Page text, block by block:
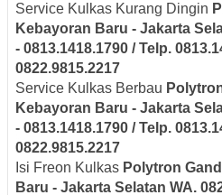
Service Kulkas Kurang Dingin
Kebayoran Baru - Jakarta
- 0813.1418.1790 / Telp.
0822.9815.2217
Service Kulkas Berbau
Kebayoran Baru - Jakarta
- 0813.1418.1790 / Telp.
0822.9815.2217
Isi Freon Kulkas Polytron
Baru - Jakarta Selatan WA.